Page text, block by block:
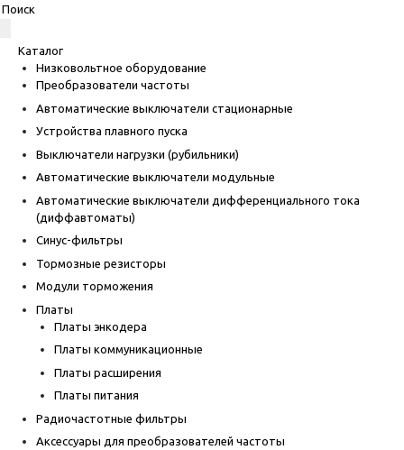
Каталог
Низковольтное оборудование
Преобразователи частоты
Автоматические выключатели стационарные
Устройства плавного пуска
Выключатели нагрузки (рубильники)
Автоматические выключатели модульные
Автоматические выключатели дифференциального тока
(диффавтоматы)
Синус-фильтры
Тормозные резисторы
Модули торможения
Платы
Платы энкодера
Платы коммуникационные
Платы расширения
Платы питания
Радиочастотные фильтры
Аксессуары для преобразователей частоты